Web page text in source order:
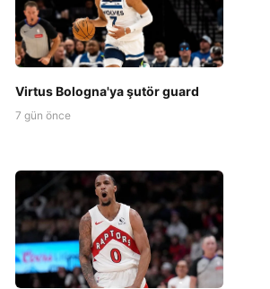
Virtus Bologna'ya şutör guard
7 gün önce